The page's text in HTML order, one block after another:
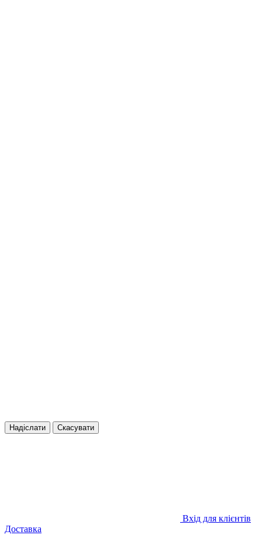
Надіслати Скасувати
Вхід для клієнтів
Доставка